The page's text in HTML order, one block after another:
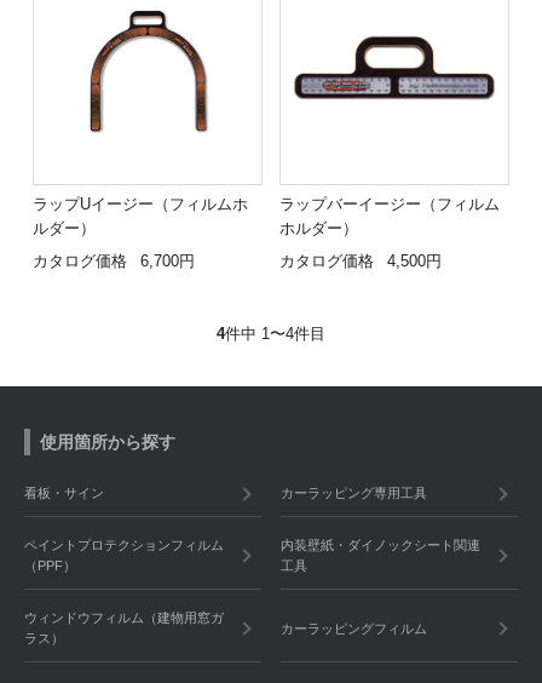
ラップUイージー（フィルムホ
ルダー）
カタログ価格
6,700円
ラップバーイージー（フィルム
ホルダー）
カタログ価格
4,500円
4件中 1〜4件目
使用箇所から探す
看板・サイン カーラッピング専用工具
ペイントプロテクションフィルム
（PPF）
内装壁紙・ダイノックシート関連
工具
ウィンドウフィルム（建物用窓ガ
ラス）
カーラッピングフィルム